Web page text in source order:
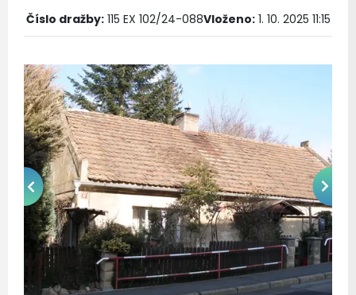
Číslo dražby: 115 EX 102/24-088Vloženo: 1. 10. 2025 11:15